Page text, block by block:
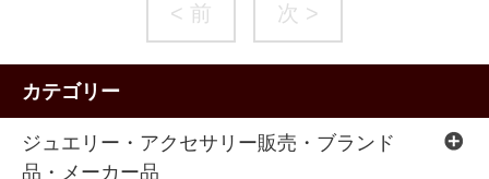
< 前 次 >
カテゴリー
ジュエリー・アクセサリー販売・ブランド
品・メーカー品